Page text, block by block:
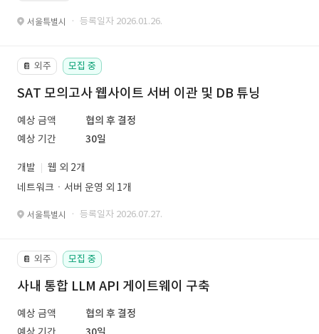
서울특별시 · 등록일자 2026.01.26.
📔 외주 모집 중
SAT 모의고사 웹사이트 서버 이관 및 DB 튜닝
예상 금액
협의 후 결정
예상 기간
30일
개발
웹 외 2개
네트워크ㆍ서버 운영 외 1개
서울특별시 · 등록일자 2026.07.27.
📔 외주 모집 중
사내 통합 LLM API 게이트웨이 구축
예상 금액
협의 후 결정